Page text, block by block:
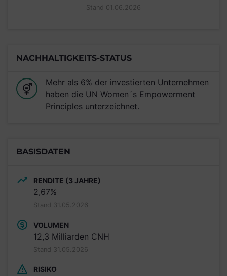
Stand 01.06.2026
NACHHALTIGKEITS-STATUS
Mehr als 6% der investierten Unternehmen
haben die UN Women´s Empowerment
Principles unterzeichnet.
BASISDATEN
RENDITE (3 JAHRE)
2,67%
Stand 31.05.2026
VOLUMEN
12,3 Milliarden CNH
Stand 31.05.2026
RISIKO